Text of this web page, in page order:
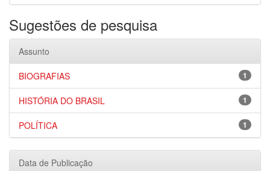
Sugestões de pesquisa
Assunto
1
BIOGRAFIAS
1
HISTÓRIA DO BRASIL
1
POLÍTICA
Data de Publicação